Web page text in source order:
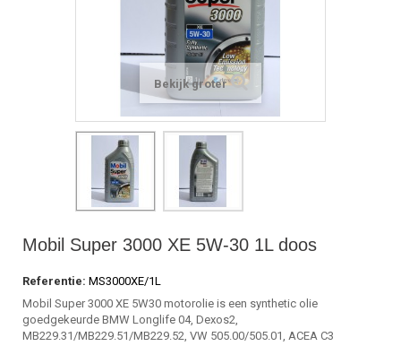
Bekijk groter
Mobil Super 3000 XE 5W-30 1L doos
Referentie: MS3000XE/1L
Mobil Super 3000 XE 5W30 motorolie is een synthetic olie
goedgekeurde BMW Longlife 04, Dexos2,
MB229.31/MB229.51/MB229.52, VW 505.00/505.01, ACEA C3